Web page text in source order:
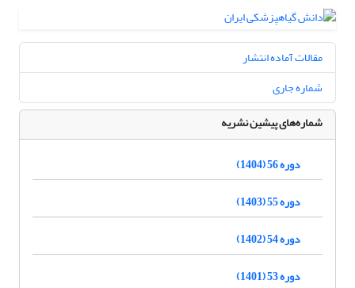
مقالات آماده انتشار
شماره جاری
شماره‌های پیشین نشریه
دوره 56 (1404)
دوره 55 (1403)
دوره 54 (1402)
دوره 53 (1401)